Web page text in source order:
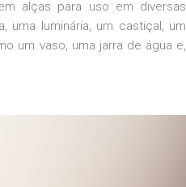
alças para uso em diversas
uma luminária , um castiçal, um
um vaso, uma jarra de água e,